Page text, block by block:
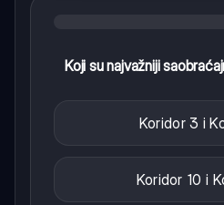
Koji su najvažniji
Koridor 3 i
Koridor 10 i